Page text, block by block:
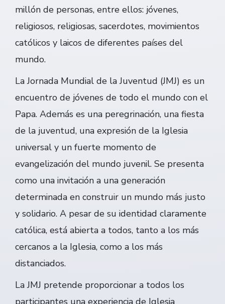
millón de personas, entre ellos: jóvenes,
religiosos, religiosas, sacerdotes, movimientos
católicos y laicos de diferentes países del
mundo.
La Jornada Mundial de la Juventud (JMJ) es un
encuentro de jóvenes de todo el mundo con el
Papa. Además es una peregrinación, una fiesta
de la juventud, una expresión de la Iglesia
universal y un fuerte momento de
evangelización del mundo juvenil. Se presenta
como una invitación a una generación
determinada en construir un mundo más justo
y solidario. A pesar de su identidad claramente
católica, está abierta a todos, tanto a los más
cercanos a la Iglesia, como a los más
distanciados.
La JMJ pretende proporcionar a todos los
participantes una experiencia de Iglesia